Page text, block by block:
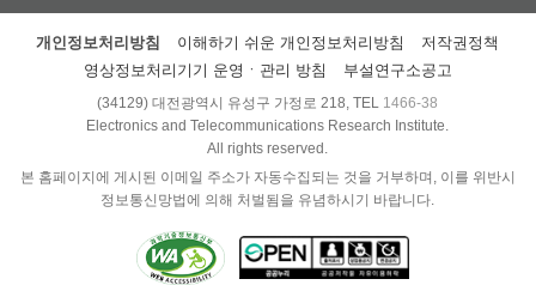
개인정보처리방침 이해하기 쉬운 개인정보처리방침
저작권정책
영상정보처리기기 운영ㆍ관리 방침
부설연구소공고
(34129) 대전광역시 유성구 가정로 218, TEL 1466-38
Electronics and Telecommunications Research Institute.
All rights reserved.
본 홈페이지에 게시된 이메일 주소가 자동수집되는 것을 거부하며, 이를 위반시
정보통신망법에 의해 처벌됨을 유념하시기 바랍니다.